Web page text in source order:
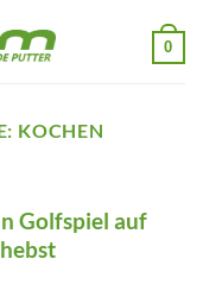
0
KOCHEN
Golfspiel auf